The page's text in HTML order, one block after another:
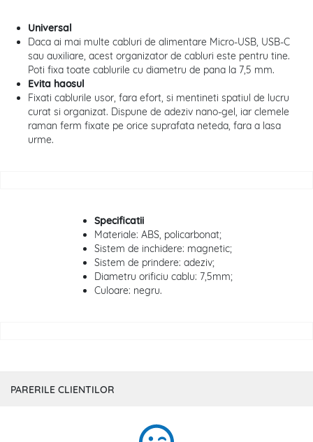
Universal
Daca ai mai multe cabluri de alimentare Micro-USB, USB-C
sau auxiliare, acest organizator de cabluri este pentru tine.
Poti fixa toate cablurile cu diametru de pana la 7,5 mm.
Evita haosul
Fixati cablurile usor, fara efort, si mentineti spatiul de lucru
curat si organizat. Dispune de adeziv nano-gel, iar clemele
raman ferm fixate pe orice suprafata neteda, fara a lasa
urme.
Specificatii
Materiale: ABS, policarbonat;
Sistem de inchidere: magnetic;
Sistem de prindere: adeziv;
Diametru orificiu cablu: 7,5mm;
Culoare: negru.
PARERILE CLIENTILOR